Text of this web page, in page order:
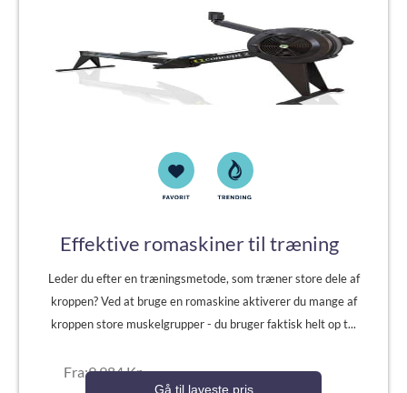
Effektive romaskiner til træning
Leder du efter en træningsmetode, som træner store dele af
kroppen? Ved at bruge en romaskine aktiverer du mange af
kroppen store muskelgrupper - du bruger faktisk helt op t...
Fra:9.984 Kr.
Gå til laveste pris